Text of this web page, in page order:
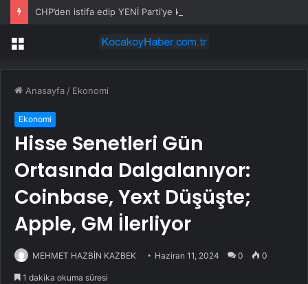
Menü
Anasayfa / Ekonomi
Ekonomi
Hisse Senetleri Gün
Ortasında Dalgalanıyor:
Coinbase, Yext Düşüşte;
Apple, GM İlerliyor
MEHMET HAZBİN KAZBEK Haziran 11, 2024 0 0
1 dakika okuma süresi